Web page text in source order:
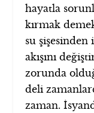
hayatla
kırmak
su şişesinden
akışını
zorunda
deli
zaman.